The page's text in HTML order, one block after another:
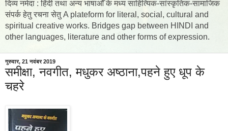
दिव्य नर्मदा : हिंदी तथा अन्य भाषाओँ के मध्य साहित्यिक-सांस्कृतिक-सामाजिक
संपर्क हेतु रचना सेतु A plateform for literal, social, cultural and
spiritual creative works. Bridges gap between HINDI and
other languages, literature and other forms of expression.
गुरुवार, 21 नवंबर 2019
समीक्षा, नवगीत, मधुकर अष्ठाना,पहने हुए धूप के
चहरे